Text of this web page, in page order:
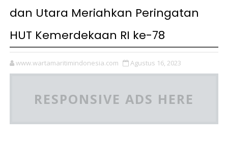
dan Utara Meriahkan Peringatan
HUT Kemerdekaan RI ke-78
www.wartamaritimindonesia.com Agustus 16, 2023
RESPONSIVE ADS HERE